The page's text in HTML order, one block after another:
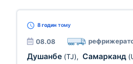
8 годин тому
08.08
Душанбе (TJ), Самарканд